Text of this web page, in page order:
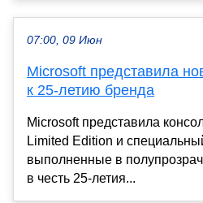
07:00, 09 Июн
Microsoft представила
к 25-летию бренда
Microsoft представила
Limited Edition и
выполненные в
в честь 25-летия...